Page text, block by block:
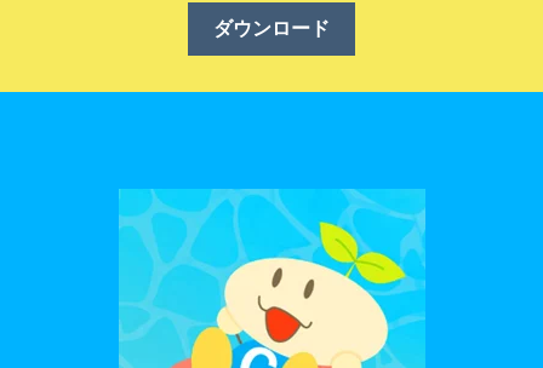
ダウンロード